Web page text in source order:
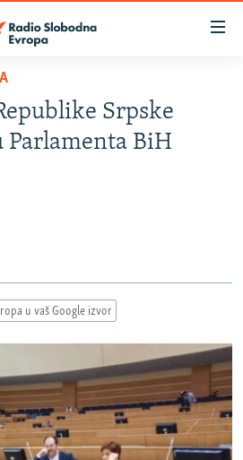
Srpske
BiH
u vaš Google izvor